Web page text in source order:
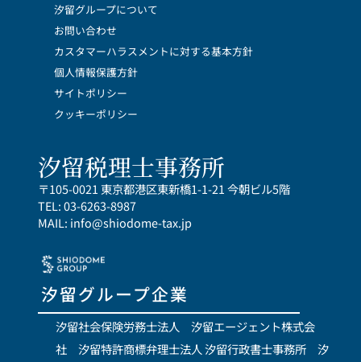
汐留グループについて
お問い合わせ
カスタマーハラスメントに対する基本方針
個人情報保護方針
サイトポリシー
クッキーポリシー
汐留税理士事務所
〒105-0021 東京都港区東新橋1-1-21 今朝ビル5階
TEL: 03-6263-8987
MAIL: info@shiodome-tax.jp
汐留グループ企業
汐留社会保険労務士法人
汐留エージェント株式会
社
汐留特許商標弁理士法人 汐留行政書士事務所汐